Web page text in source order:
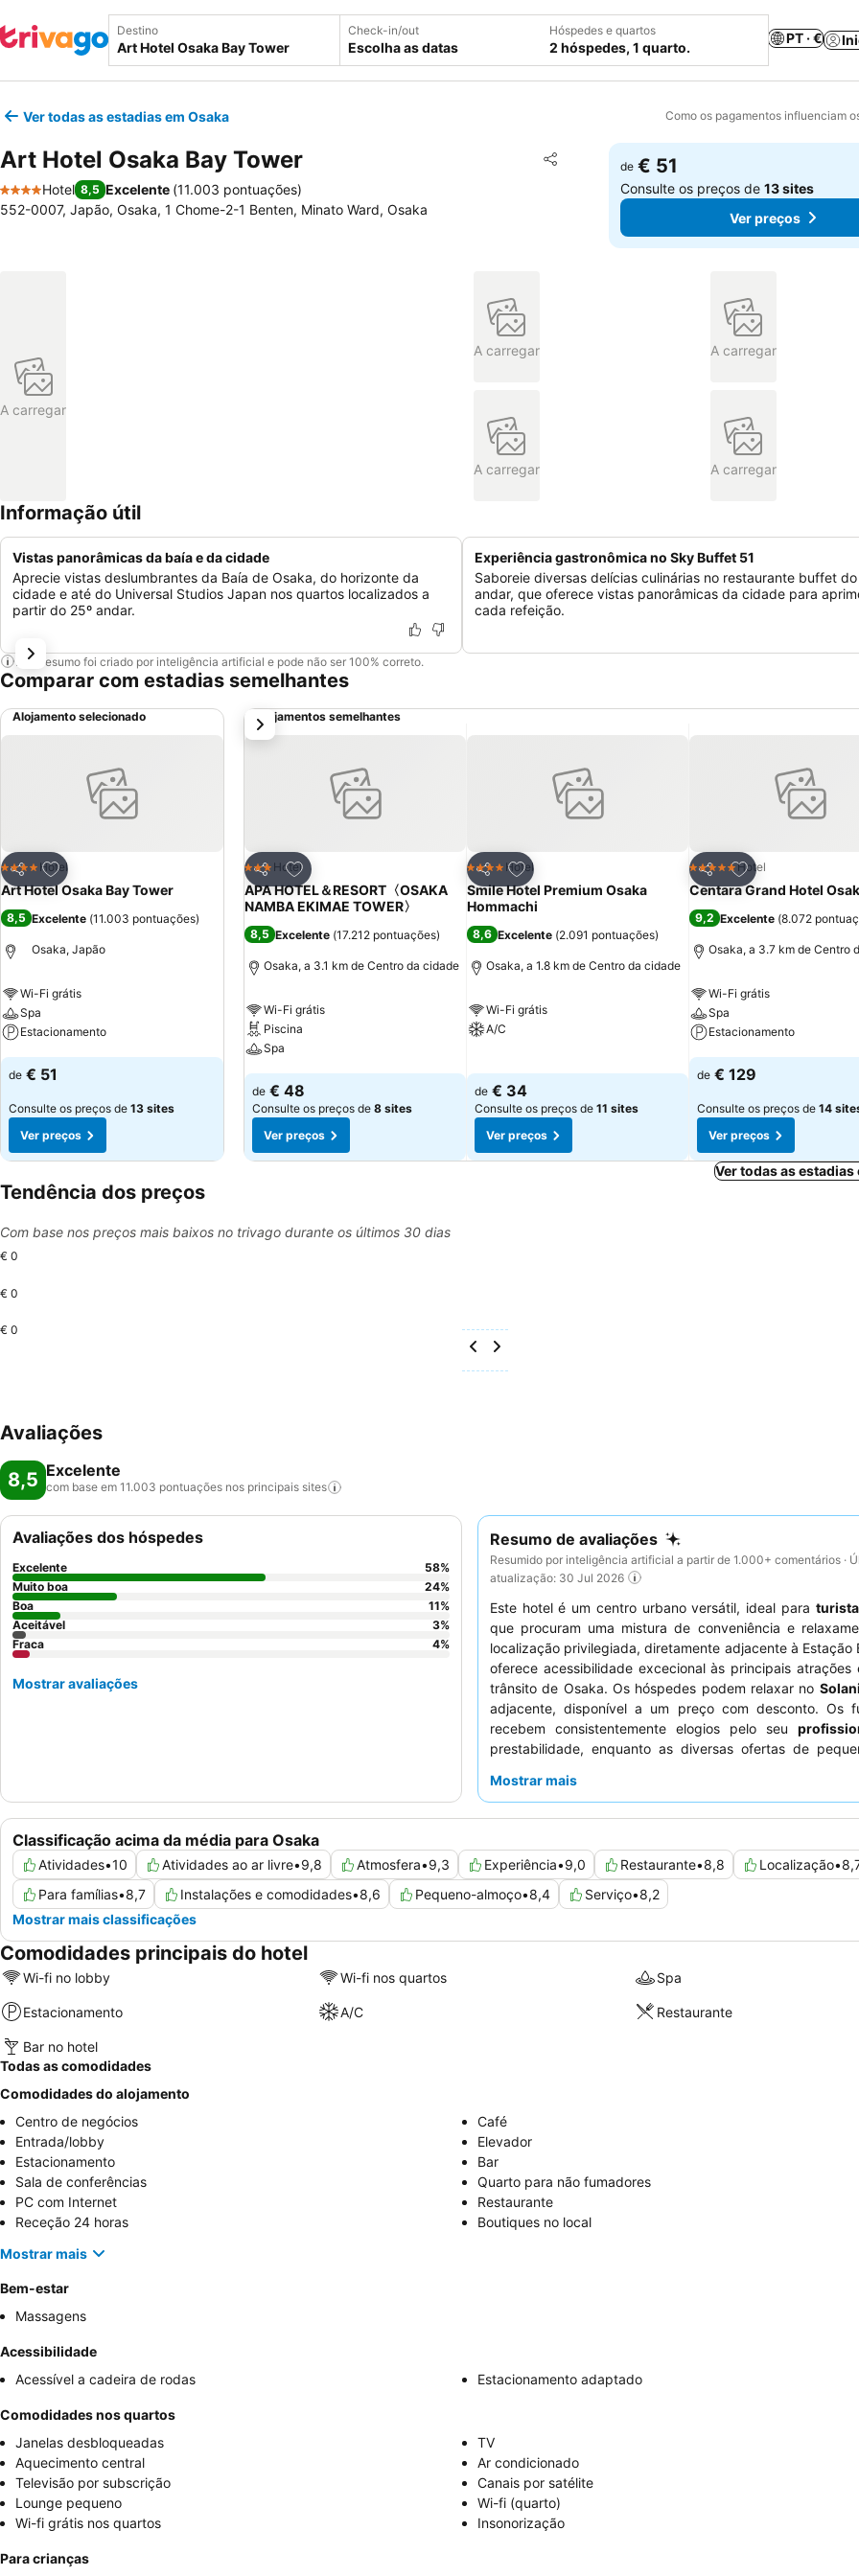
Destino Check-in/out
Escolha as datas
Hóspedes e quartos
2 hóspedes, 1 quarto.
PT · €
Ver todas as estadias em Osaka Como os pagamentos influenciam
Art Hotel Osaka Bay Tower Partilhar
Adicionar aos favoritos
4 Estrelas
Hotel 8,5 Excelente (11.003 pontuações)
552-0007, Japão, Osaka, 1 Chome-2-1 Benten, Minato Ward, Osaka
de € 51
Consulte os preços de13 sites
Ver preços
A carregar
A carregar A carregar
A carregar A carregar
Informação útil
Vistas panorâmicas da baía e da cidade
Aprecie vistas deslumbrantes da Baía de Osaka, do horizonte da
cidade e até do Universal Studios Japan nos quartos localizados a
partir do 25º andar.
Experiência gastronômica no Sky Buffet 51
Saboreie diversas delícias culinárias no restaurante buffet do
andar, que oferece vistas panorâmicas da cidade para
cada refeição.
Este resumo foi criado por inteligência artificial e pode não ser 100% correto.
Comparar com estadias semelhantes
Alojamento selecionado
Partilhar
Adicionar aos favoritos
4 EstrelasHotel
Art Hotel Osaka Bay Tower
8,5 Excelente (11.003 pontuações)
Osaka, Japão
Wi-Fi grátis
Spa
Estacionamento
Ver preços
de € 51
Consulte os preços de 13 sites
Ver preços
Alojamentos semelhantes
Partilhar
Adicionar aos favoritos
3 Estrelas
Hotel
APA HOTEL＆RESORT〈OSAKA
NAMBA EKIMAE TOWER〉
8,5 Excelente (17.212 pontuações)
Osaka, a 3.1 km de Centro da cidade
Wi-Fi grátis
Piscina
Spa
Ver preços
de € 48
Consulte os preços de 8 sites
Ver preços
Partilhar
Adicionar aos favoritos
4 EstrelasHotel
Smile Hotel Premium Osaka
Hommachi
8,6 Excelente (2.091 pontuações)
Osaka, a 1.8 km de Centro da cidade
Wi-Fi grátis
A/C
de € 34
Consulte os preços de 11 sites
Ver preços
Partilhar
Adicionar aos
5 EstrelasHotel
Centara Grand Hotel
9,2 Excelente (8.072
Osaka, a 3.7 km de Centro
Wi-Fi grátis
Spa
Estacionamento
Ver preços
de € 129
Consulte os preços de 14
Ver preços
próximo
Ver todas as estadias
Tendência dos preços
Com base nos preços mais baixos no trivago durante os últimos 30 dias
€ 0
€ 0
€ 0
Avaliações
8,5 Excelente
com base em 11.003 pontuações nos principais sites
Resumo de avaliações
Resumido por inteligência artificial a partir de 1.000+ comentários ·
atualização: 30 Jul 2026
Este hotel é um centro urbano versátil, ideal para
que procuram uma mistura de conveniência e
localização privilegiada, diretamente adjacente à Estação
oferece acessibilidade excecional às principais atrações
trânsito de Osaka. Os hóspedes podem relaxar no
adjacente, disponível a um preço com desconto. Os
recebem consistentemente elogios pelo seu
prestabilidade, enquanto as diversas ofertas de
melhor experiência, os hóspedes devem solicitar quartos
Mostrar mais
Classificação acima da média para Osaka
Atividades•10 Atividades ao ar livre•9,8 Atmosfera•9,3 Experiência•9,0 Restaurante•8,8 Localização•
Para famílias•8,7 Instalações e comodidades•8,6 Pequeno-almoço•8,4 Serviço•8,2
Mostrar mais classificações
Avaliações dos hóspedes
Excelente 58%
Muito boa
24%
Boa
11%
Aceitável
3%
Fraca
4%
Mostrar avaliações
Comodidades principais do hotel
Wi-fi no lobby Wi-fi nos quartos Spa
Estacionamento A/C Restaurante
Bar no hotel
Todas as comodidades
Comodidades do alojamento
Centro de negócios
Café
Entrada/lobby
Elevador
Estacionamento
Bar
Sala de conferências
Quarto para não fumadores
PC com Internet
Restaurante
Receção 24 horas
Boutiques no local
Mostrar mais
Bem-estar
Massagens
Acessibilidade
Acessível a cadeira de rodas
Estacionamento adaptado
Comodidades nos quartos
Janelas desbloqueadas
TV
Aquecimento central
Ar condicionado
Televisão por subscrição
Canais por satélite
Lounge pequeno
Wi-fi (quarto)
Wi-fi grátis nos quartos
Insonorização
Para crianças